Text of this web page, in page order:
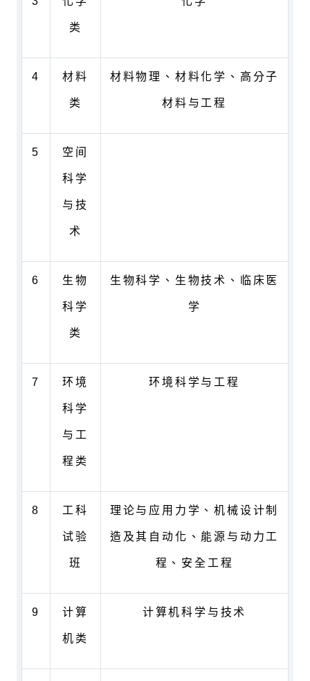
类
4 材料
类
材料物理、材料化学、高分子
材料与工程
5 空间
科学
与技
术
6 生物
科学
类
生物科学、生物技术、临床医
学
7 环境
科学
与工
程类
环境科学与工程
8 工科
试验
班
理论与应用力学、机械设计制
造及其自动化、能源与动力工
程、安全工程
9 计算
机类
计算机科学与技术